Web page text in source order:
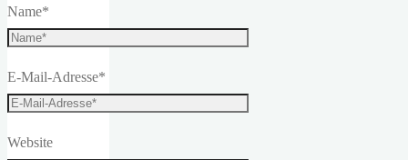
Name*
E-Mail-Adresse*
Website